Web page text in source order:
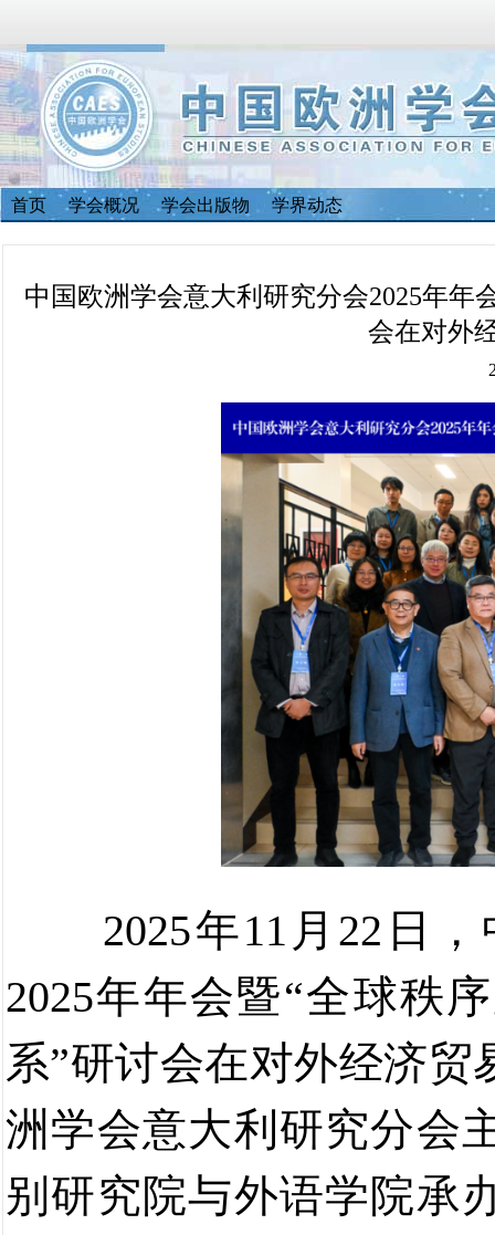
首页 学会概况 学会出版物 学界动态
中国欧洲学会意大利研究分会2025年年
会在对外
2025年11 月 22 日
2025年年会暨“全球秩
系”研讨会在对外经济贸
洲学会意大利研究分会
别研究院与外语学院承